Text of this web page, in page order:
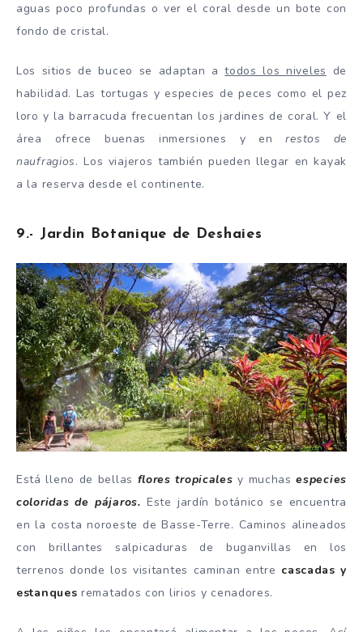
aguas poco profundas o ver el coral desde un bote con
fondo de cristal.
Los sitios de buceo se adaptan atodos los niveles de
habilidad. Las tortugas y especies de peces como el pez
loro y la barracuda frecuentan los jardines de coral. Y el
área ofrece buenas inmersiones y enrestos de
naufragios. Los viajeros también pueden llegar en kayak
a la reserva desde el continente.
9.- Jardin Botanique de Deshaies
Está lleno de bellas flores tropicales y muchasespecies
coloridas de pájaros. Este jardín botánico se encuentra
en la costa noroeste de Basse-Terre. Caminos alineados
con brillantes salpicaduras de buganvillas en los
terrenos donde los visitantes caminan entre cascadas y
estanques rematados con lirios y cenadores.